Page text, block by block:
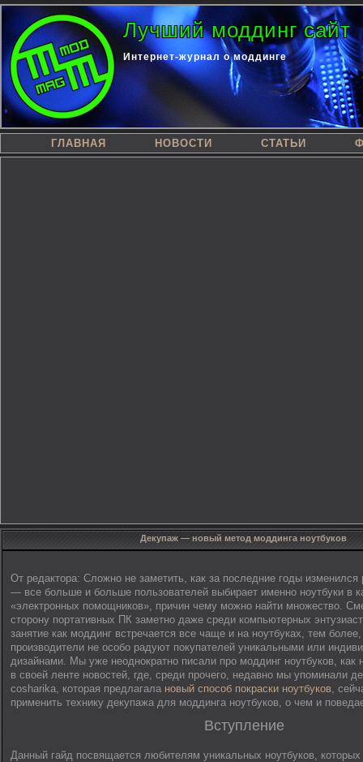
Лучший моддинг сайт
Интернет-журнал о моддинге
ГЛАВНАЯ НОВОСТИ СТАТЬИ
Декупаж — новый метод моддинга ноутбуков
От редактора: Сложно не заметить, как за последние годы
— все больше и больше пользователей выбирает именно ноутбуки в
«электронных помощников», причин чему можно найти множество.
сторону портативных ПК заметно даже среди компьютерных
занятие как моддинг встречается все чаще и на ноутбуках, тем
производители не особо радуют покупателей уникальными или
дизайнами. Мы уже неоднократно писали про моддинг ноутбуков, как
в своей ленте новостей, где, среди прочего, недавно мы упоминали
cosharika, которая предлагала новый способ покраски ноутбуков,
применить технику декупажа для моддинга ноутбуков, о чем и
Вступление
Данный гайд посвящается любителям уникальных ноутбуков, которых